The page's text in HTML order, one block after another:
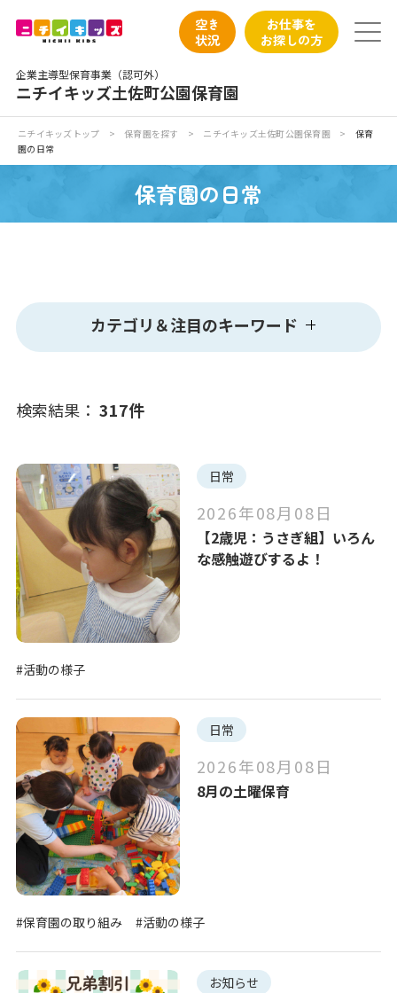
企業主導型保育事業（認可外）
ニチイキッズ土佐町公園保育園
空き
状況
お仕事を
お探しの方
ニチイが大切にしていること
入園の概要
写真販売サービス
お仕事をお探しの方
よくあるご質問
保育園に関するお問い合わせ
プライバシーポリシー
サイトマップ
ニチイキッズトップ > 保育園を探す > ニチイキッズ土佐町公園保育園 >
保育
園の日常
保育園の日常
カテゴリ＆注目のキーワード
第三者評価
注目のキーワード
#活動の様子 #保育園の取り組み
#お食事の風景 #おもいっきり給食
#英語レッスン
全ての選択を解除
検索結果： 317件
日常
2026年08月08日
【2歳児：うさぎ組】いろん
な感触遊びするよ！
#活動の様子
日常
2026年08月08日
8月の土曜保育
#保育園の取り組み #活動の様子
お知らせ